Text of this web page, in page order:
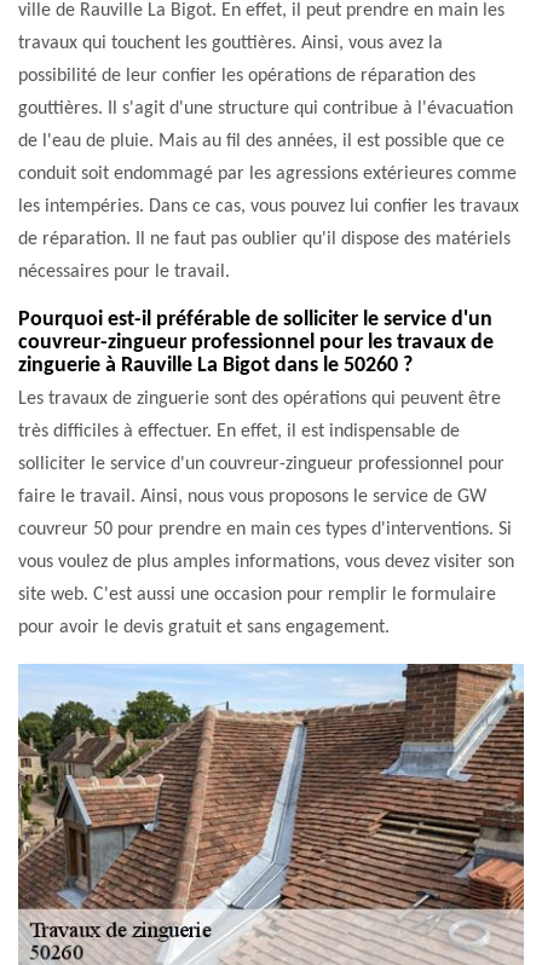
ville de Rauville La Bigot. En effet, il peut prendre en main les
travaux qui touchent les gouttières. Ainsi, vous avez la
possibilité de leur confier les opérations de réparation des
gouttières. Il s'agit d'une structure qui contribue à l'évacuation
de l'eau de pluie. Mais au fil des années, il est possible que ce
conduit soit endommagé par les agressions extérieures comme
les intempéries. Dans ce cas, vous pouvez lui confier les travaux
de réparation. Il ne faut pas oublier qu'il dispose des matériels
nécessaires pour le travail.
Pourquoi est-il préférable de solliciter le service d'un
couvreur-zingueur professionnel pour les travaux de
zinguerie à Rauville La Bigot dans le 50260 ?
Les travaux de zinguerie sont des opérations qui peuvent être
très difficiles à effectuer. En effet, il est indispensable de
solliciter le service d'un couvreur-zingueur professionnel pour
faire le travail. Ainsi, nous vous proposons le service de GW
couvreur 50 pour prendre en main ces types d'interventions. Si
vous voulez de plus amples informations, vous devez visiter son
site web. C'est aussi une occasion pour remplir le formulaire
pour avoir le devis gratuit et sans engagement.